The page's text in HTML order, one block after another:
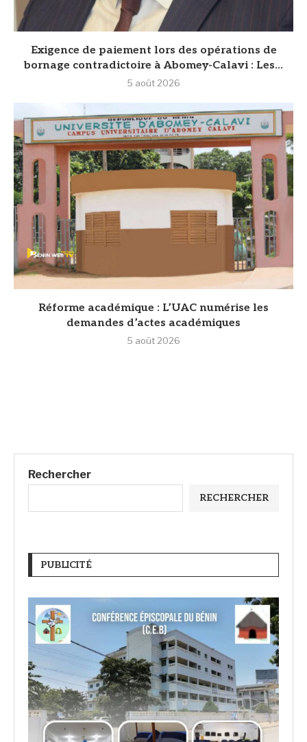
Exigence de paiement lors des opérations de
bornage contradictoire à Abomey-Calavi : Les...
5 août 2026
Réforme académique : L’UAC numérise les
demandes d’actes académiques
5 août 2026
Rechercher
RECHERCHER
PUBLICITÉ